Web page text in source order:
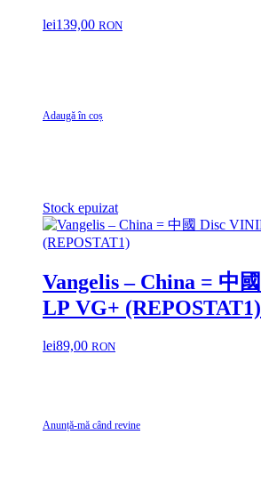
lei139,00 RON
Adaugă în coș
Stock epuizat
Vangelis – China = 中國 Disc VINIL
LP VG+ (REPOSTAT1)
lei89,00 RON
Anunță-mă când revine